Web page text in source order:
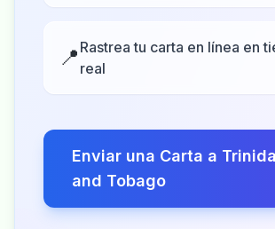
📍 Rastrea tu carta en línea en
real
Enviar una Carta a
and Tobago